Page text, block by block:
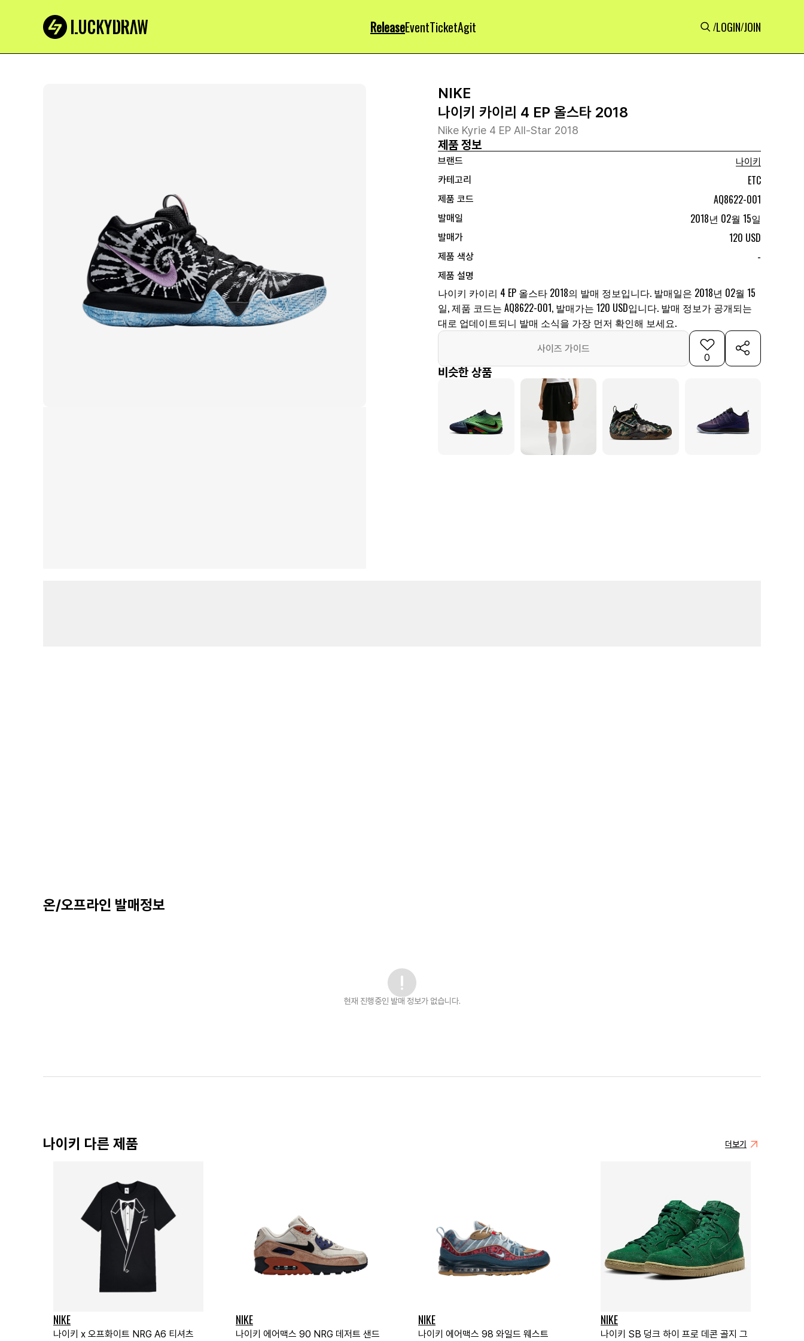
ReleaseEventTicketAgit /LOGIN/JOIN
NIKE
나이키 카이리 4 EP 올스타 2018
Nike Kyrie 4 EP All-Star 2018
제품 정보
브랜드
나이키
카테고리
ETC
제품 코드 AQ8622-001
발매일 2018년 02월 15일
발매가 120 USD
제품 색상 -
제품 설명
나이키 카이리 4 EP 올스타 2018의 발매 정보입니다. 발매일은 2018년 02월 15
일, 제품 코드는 AQ8622-001, 발매가는 120 USD입니다. 발매 정보가 공개되는
대로 업데이트되니 발매 소식을 가장 먼저 확인해 보세요.
사이즈 가이드
0
비슷한 상품
온/오프라인 발매정보
현재 진행중인 발매 정보가 없습니다.
나이키 다른 제품 더보기
NIKE
나이키 x 오프화이트 NRG A6 티셔츠
NIKE
나이키 에어맥스 90 NRG 데저트 샌드
NIKE
나이키 에어맥스 98 와일드 웨스트
NIKE
나이키 SB 덩크 하이 프로 데콘 골지 그